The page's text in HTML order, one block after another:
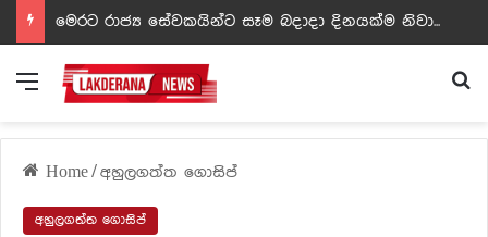
ඩඩ්ලිට දෙවෙනි නොවූ රත්න සහල් අධිපති..- PHOTOS
Menu
Home/අහුලගත්ත ගොසිප්
අහුලගත්ත ගොසිප්